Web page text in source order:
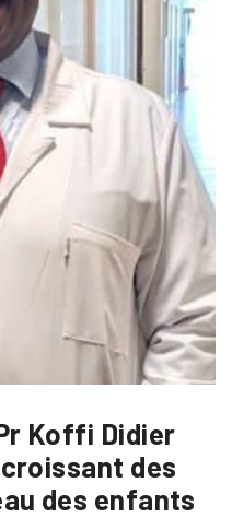
Koffi Didier
des
des enfants